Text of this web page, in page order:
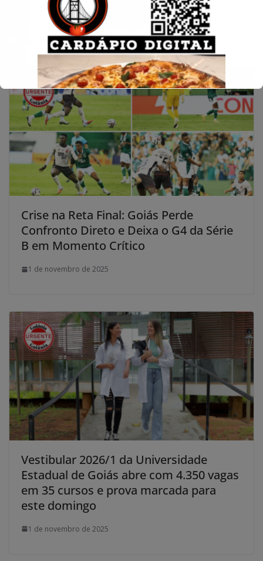
Você pode gostar também
Crise na Reta Final: Goiás Perde
Confronto Direto e Deixa o G4 da Série
B em Momento Crítico
1 de novembro de 2025
Vestibular 2026/1 da Universidade
Estadual de Goiás abre com 4.350 vagas
em 35 cursos e prova marcada para
este domingo
1 de novembro de 2025